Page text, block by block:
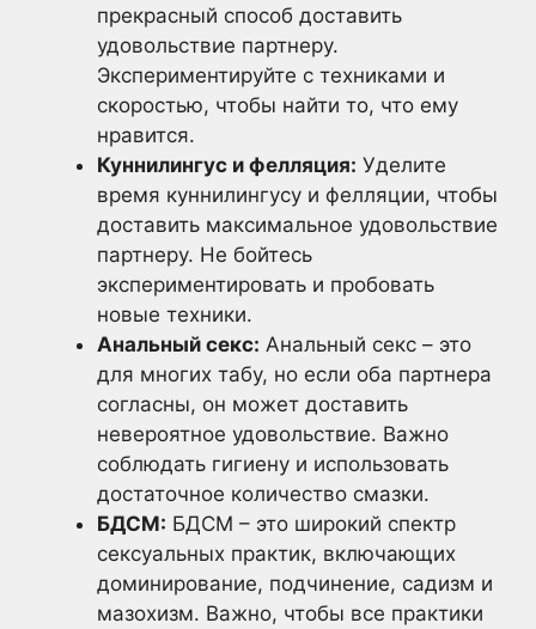
прекрасный способ доставить
удовольствие партнеру.
Экспериментируйте с техниками и
скоростью, чтобы найти то, что ему
нравится.
Куннилингус и фелляция: Уделите
время куннилингусу и фелляции, чтобы
доставить максимальное удовольствие
партнеру. Не бойтесь
экспериментировать и пробовать
новые техники.
Анальный секс: Анальный секс – это
для многих табу, но если оба партнера
согласны, он может доставить
невероятное удовольствие. Важно
соблюдать гигиену и использовать
достаточное количество смазки.
БДСМ: БДСМ – это широкий спектр
сексуальных практик, включающих
доминирование, подчинение, садизм и
мазохизм. Важно, чтобы все практики